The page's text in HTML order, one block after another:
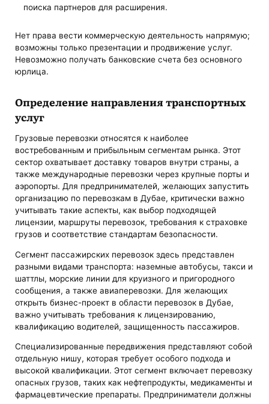
поиска партнеров для расширения.
Нет права вести коммерческую деятельность напрямую;
возможны только презентации и продвижение услуг.
Невозможно получать банковские счета без основного
юрлица.
Определение направления транспортных
услуг
Грузовые перевозки относятся к наиболее
востребованным и прибыльным сегментам рынка. Этот
сектор охватывает доставку товаров внутри страны, а
также международные перевозки через крупные порты и
аэропорты. Для предпринимателей, желающих запустить
организацию по перевозкам в Дубае, критически важно
учитывать такие аспекты, как выбор подходящей
лицензии, маршруты перевозок, требования к страховке
грузов и соответствие стандартам безопасности.
Сегмент пассажирских перевозок здесь представлен
разными видами транспорта: наземные автобусы, такси и
шаттлы, морские линии для круизного и пригородного
сообщения, а также авиаперевозки. Для желающих
открыть бизнес-проект в области перевозок в Дубае,
важно учитывать требования к лицензированию,
квалификацию водителей, защищенность пассажиров.
Специализированные передвижения представляют собой
отдельную нишу, которая требует особого подхода и
высокой квалификации. Этот сегмент включает перевозку
опасных грузов, таких как нефтепродукты, медикаменты и
фармацевтические препараты. Предприниматели должны